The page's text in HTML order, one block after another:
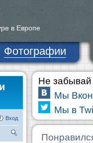
в Европе
Фотографии
Вход
Не забывай
Мы
Мы в